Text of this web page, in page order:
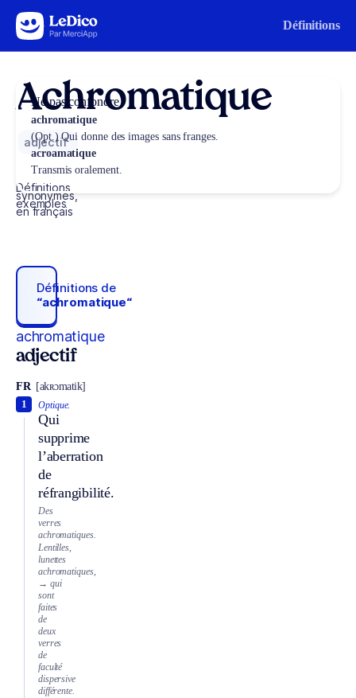
Aller au contenu Définitions
Achromatique
adjectif
Définitions,
synonymes,
exemples
en français
Définitions de
“achromatique“
achromatique
adjectif
FR [akʀɔmatik]
Optique.
Qui
supprime
l’aberration
de
réfrangibilité.
1
Des
verres
achromatiques.
Lentilles,
lunettes
achromatiques,
→ qui
sont
faites
de
deux
verres
de
faculté
dispersive
différente.
Ne pas confondre
achromatique
(Opt.) Qui donne des images sans franges.
acroamatique
Transmis oralement.